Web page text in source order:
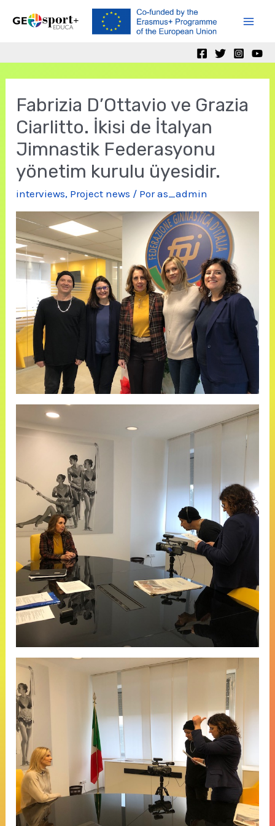
Fabrizia D’Ottavio ve Grazia
Ciarlitto. İkisi de İtalyan
Jimnastik Federasyonu
yönetim kurulu üyesidir.
interviews, Project news / Poras_admin